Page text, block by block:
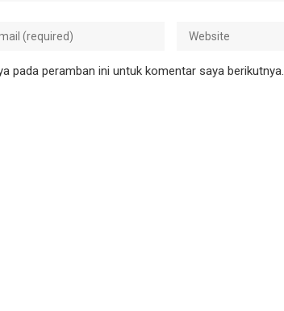
pada peramban ini untuk komentar saya berikutnya.